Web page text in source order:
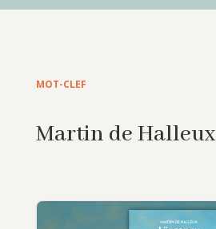
MOT-CLEF
Martin de Halleux